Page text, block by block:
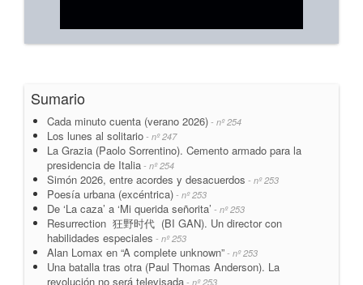
Sumario
Cada minuto cuenta (verano 2026) - nº 254
Los lunes al solitario - nº 247
La Grazia (Paolo Sorrentino). Cemento armado para la
presidencia de Italia - nº 254
Simón 2026, entre acordes y desacuerdos - nº 253
Poesía urbana (excéntrica) - nº 253
De ‘La caza’ a ‘Mi querida señorita’ - nº 253
Resurrection 狂野时代 (BI GAN). Un director con
habilidades especiales - nº 253
Alan Lomax en “A complete unknown” - nº 253
Una batalla tras otra (Paul Thomas Anderson). La
revolución no será televisada - nº 253